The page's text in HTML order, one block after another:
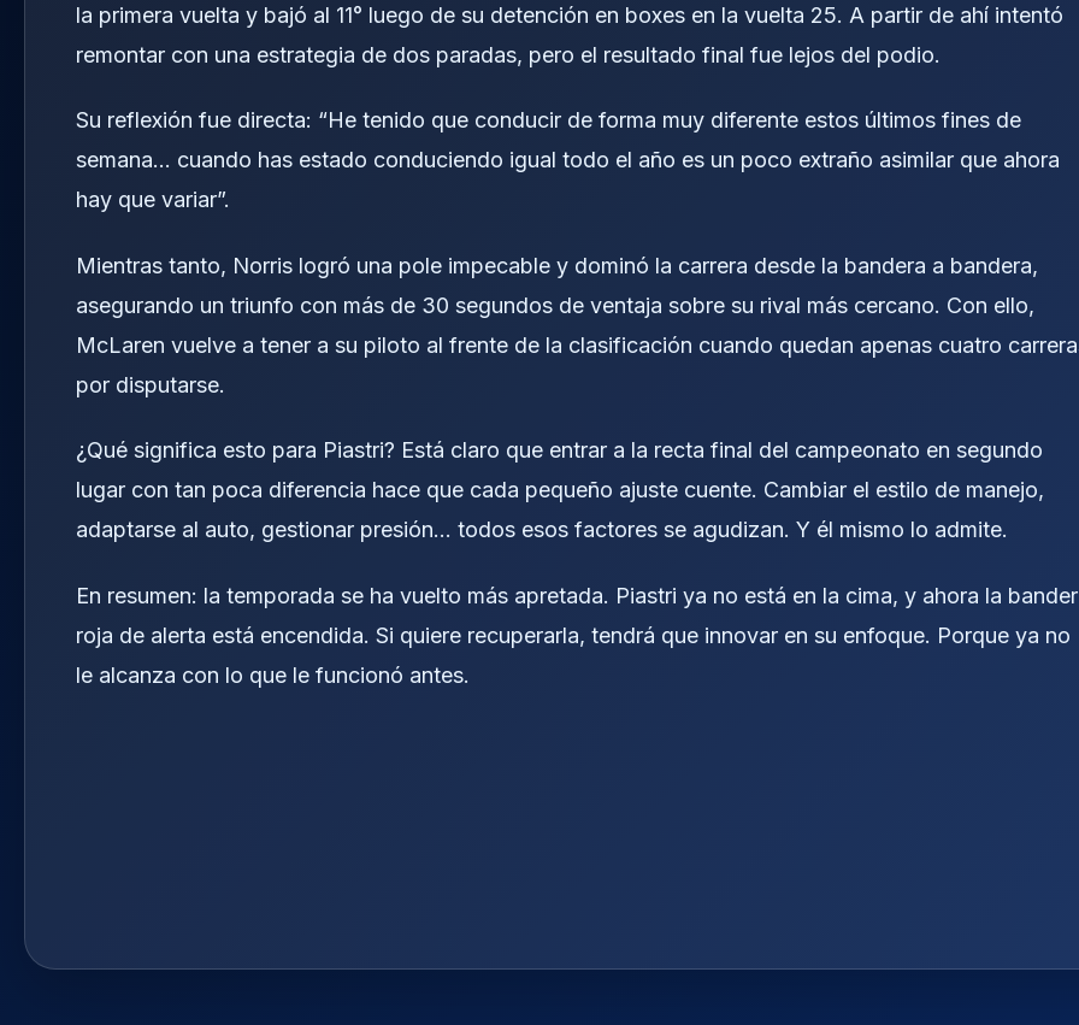
la primera vuelta y bajó al 11° luego de su detención en boxes en la vuelta 25. A partir de ahí intentó
remontar con una estrategia de dos paradas, pero el resultado final fue lejos del podio.
Su reflexión fue directa: “He tenido que conducir de forma muy diferente estos últimos fines de
semana… cuando has estado conduciendo igual todo el año es un poco extraño asimilar que ahora
hay que variar”.
Mientras tanto, Norris logró una pole impecable y dominó la carrera desde la bandera a bandera,
asegurando un triunfo con más de 30 segundos de ventaja sobre su rival más cercano. Con ello,
McLaren vuelve a tener a su piloto al frente de la clasificación cuando quedan apenas cuatro
por disputarse.
¿Qué significa esto para Piastri? Está claro que entrar a la recta final del campeonato en segundo
lugar con tan poca diferencia hace que cada pequeño ajuste cuente. Cambiar el estilo de manejo,
adaptarse al auto, gestionar presión… todos esos factores se agudizan. Y él mismo lo admite.
En resumen: la temporada se ha vuelto más apretada. Piastri ya no está en la cima, y ahora la
roja de alerta está encendida. Si quiere recuperarla, tendrá que innovar en su enfoque. Porque ya no
le alcanza con lo que le funcionó antes.